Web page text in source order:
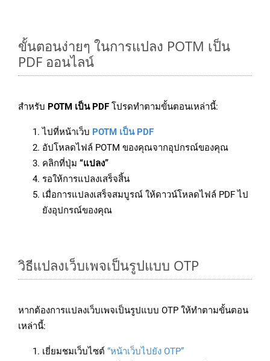
ขั้นตอนง่ายๆ ในการแปลง POTM เป็น
PDF ออนไลน์
สำหรับ POTM เป็น PDF โปรดทำตามขั้นตอนเหล่านี้:
ไปที่หน้าเว็บ POTM เป็น PDF
อัปโหลดไฟล์ POTM ของคุณจากอุปกรณ์ของคุณ
คลิกที่ปุ่ม “แปลง”
รอให้การแปลงเสร็จสิ้น
เมื่อการแปลงเสร็จสมบูรณ์ ให้ดาวน์โหลดไฟล์ PDF ไป
ยังอุปกรณ์ของคุณ
วิธีแปลงเว็บเพจเป็นรูปแบบ OTP
หากต้องการแปลงเว็บเพจเป็นรูปแบบ OTP ให้ทำตามขั้นตอน
เหล่านี้:
เยี่ยมชมเว็บไซต์ “หน้าเว็บไปยัง OTP”